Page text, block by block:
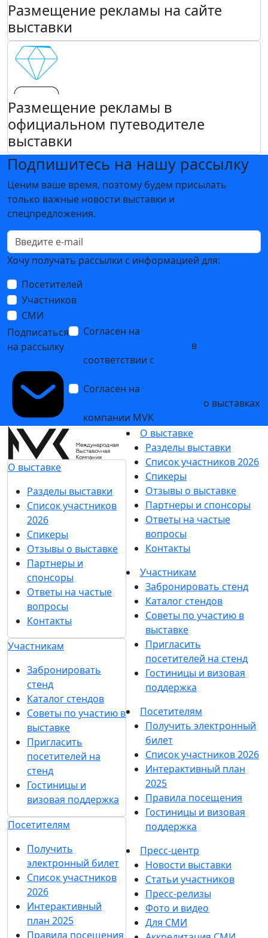
Размещение рекламы на сайте
выставки
Размещение рекламы в
официальном путеводителе
выставки
Подпишитесь на нашу рассылку
Ценим ваше время, поэтому будем присылать
только важные новости выставки и
спецпредложения.
Хочу получать рассылки с информацией для:
Посетителей
Участников
СМИ
Подписаться
на рассылку
Согласен на
в
соответствии с
Согласен на
о выставках
компании MVK
О выставке
Разделы выставки
Список участников
2026
Спикеры
Отзывы о выставке
Партнеры и
спонсоры
Ответы на частые
вопросы
Контакты
Участникам
Забронировать
стенд
Каталог стендов
Советы по участию в
выставке
Пригласить
посетителей на
стенд
Гостиницы и
визовая поддержка
Посетителям
Получить
электронный билет
Список участников
2026
Интерактивный
план 2025
Правила посещения
О выставке
Разделы выставки
Список участников 2026
Спикеры
Отзывы о выставке
Партнеры и спонсоры
Ответы на частые
вопросы
Контакты
Участникам
Забронировать стенд
Каталог стендов
Советы по участию в
выставке
Пригласить
посетителей на стенд
Гостиницы и визовая
поддержка
Посетителям
Получить электронный
билет
Список участников 2026
Интерактивный план
2025
Правила посещения
Гостиницы и визовая
поддержка
Пресс-центр
Новости выставки
Статьи участников
Пресс-релизы
Фото и видео
Для СМИ